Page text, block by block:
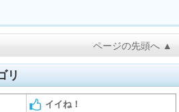
ページの先頭へ ▲
リ
イイね！